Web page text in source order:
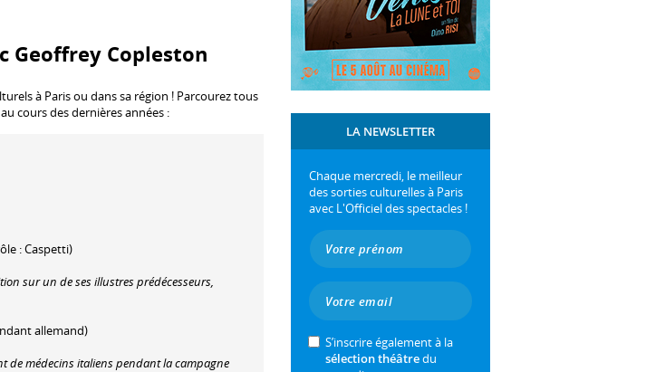
Geoffrey Copleston
à Paris ou dans sa région ! Parcourez tous
cours des dernières années :
: Caspetti)
sur un de ses illustres prédécesseurs,
allemand)
de médecins italiens pendant la campagne
LA NEWSLETTER
Chaque mercredi, le meilleur
des sorties culturelles à Paris
avec L'Officiel des spectacles !
S’inscrire également à la
sélection théâtredu